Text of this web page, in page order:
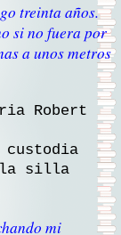
treinta años.
si no fuera por
a unos metros
Robert
la silla
mi